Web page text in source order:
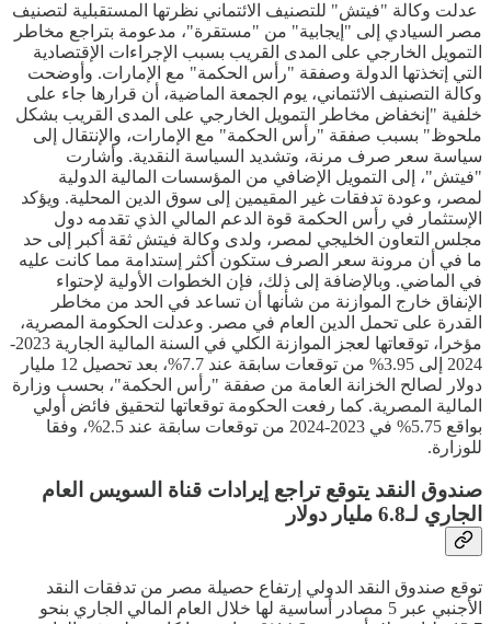
عدلت وكالة "فيتش" للتصنيف الائتماني نظرتها المستقبلية لتصنيف
مصر السيادي إلى "إيجابية" من "مستقرة"، مدعومة بتراجع مخاطر
التمويل الخارجي على المدى القريب بسبب الإجراءات الإقتصادية
التي إتخذتها الدولة وصفقة "رأس الحكمة" مع الإمارات. وأوضحت
وكالة التصنيف الائتماني، يوم الجمعة الماضية، أن قرارها جاء على
خلفية "إنخفاض مخاطر التمويل الخارجي على المدى القريب بشكل
ملحوظ" بسبب صفقة "رأس الحكمة" مع الإمارات، والإنتقال إلى
سياسة سعر صرف مرنة، وتشديد السياسة النقدية. وأشارت
"فيتش"، إلى التمويل الإضافي من المؤسسات المالية الدولية
لمصر، وعودة تدفقات غير المقيمين إلى سوق الدين المحلية. ويؤكد
الإستثمار في رأس الحكمة قوة الدعم المالي الذي تقدمه دول
مجلس التعاون الخليجي لمصر، ولدى وكالة فيتش ثقة أكبر إلى حد
ما في أن مرونة سعر الصرف ستكون أكثر إستدامة مما كانت عليه
في الماضي. وبالإضافة إلى ذلك، فإن الخطوات الأولية لإحتواء
الإنفاق خارج الموازنة من شأنها أن تساعد في الحد من مخاطر
القدرة على تحمل الدين العام في مصر. وعدلت الحكومة المصرية،
مؤخرا، توقعاتها لعجز الموازنة الكلي في السنة المالية الجارية 2023-
2024 إلى 3.95% من توقعات سابقة عند 7.7%، بعد تحصيل 12 مليار
دولار لصالح الخزانة العامة من صفقة "رأس الحكمة"، بحسب وزارة
المالية المصرية. كما رفعت الحكومة توقعاتها لتحقيق فائض أولي
بواقع 5.75% في 2023-2024 من توقعات سابقة عند 2.5%، وفقا
للوزارة.
صندوق النقد يتوقع تراجع إيرادات قناة السويس العام
الجاري لـ6.8 مليار دولار
توقع صندوق النقد الدولي إرتفاع حصيلة مصر من تدفقات النقد
الأجنبي عبر 5 مصادر أساسية لها خلال العام المالي الجاري بنحو